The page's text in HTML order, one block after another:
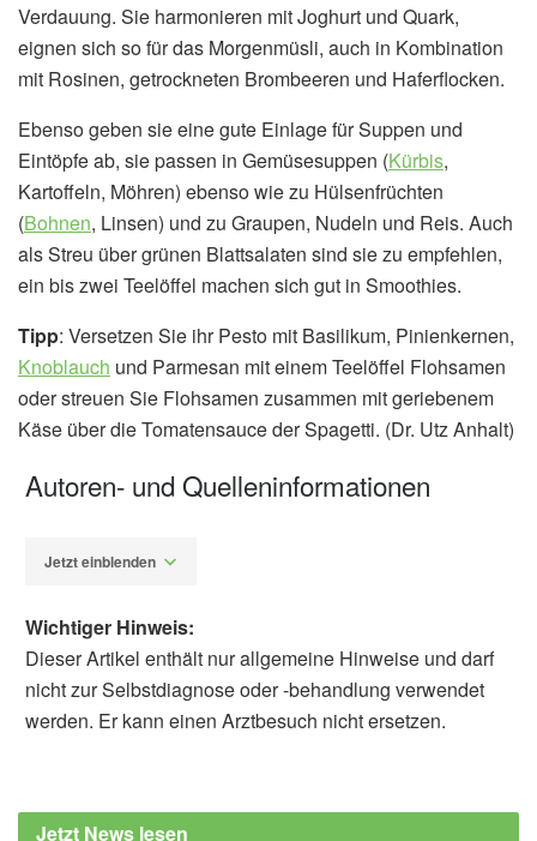
Verdauung. Sie harmonieren mit Joghurt und Quark,
eignen sich so für das Morgenmüsli, auch in Kombination
mit Rosinen, getrockneten Brombeeren und Haferflocken.
Ebenso geben sie eine gute Einlage für Suppen und
Eintöpfe ab, sie passen in Gemüsesuppen (Kürbis,
Kartoffeln, Möhren) ebenso wie zu Hülsenfrüchten
(Bohnen, Linsen) und zu Graupen, Nudeln und Reis. Auch
als Streu über grünen Blattsalaten sind sie zu empfehlen,
ein bis zwei Teelöffel machen sich gut in Smoothies.
Tipp: Versetzen Sie ihr Pesto mit Basilikum, Pinienkernen,
Knoblauch und Parmesan mit einem Teelöffel Flohsamen
oder streuen Sie Flohsamen zusammen mit geriebenem
Käse über die Tomatensauce der Spagetti. (Dr. Utz Anhalt)
Autoren- und Quelleninformationen
Jetzt einblenden
Elena Jovanovski, Shahen Yashpal, Allison
Wichtiger Hinweis:
Dieser Artikel enthält nur allgemeine Hinweise und darf
nicht zur Selbstdiagnose oder -behandlung verwendet
werden. Er kann einen Arztbesuch nicht ersetzen.
Jetzt News lesen